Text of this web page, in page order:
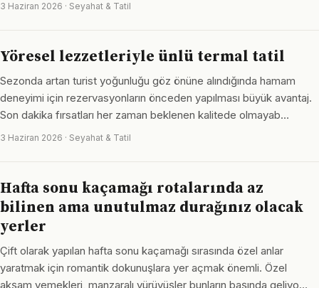
3 Haziran 2026 · Seyahat & Tatil
Yöresel lezzetleriyle ünlü termal tatil
Sezonda artan turist yoğunluğu göz önüne alındığında hamam
deneyimi için rezervasyonların önceden yapılması büyük avantaj.
Son dakika fırsatları her zaman beklenen kalitede olmayab…
3 Haziran 2026 · Seyahat & Tatil
Hafta sonu kaçamağı rotalarında az
bilinen ama unutulmaz durağınız olacak
yerler
Çift olarak yapılan hafta sonu kaçamağı sırasında özel anlar
yaratmak için romantik dokunuşlara yer açmak önemli. Özel
akşam yemekleri, manzaralı yürüyüşler bunların başında geliyo…